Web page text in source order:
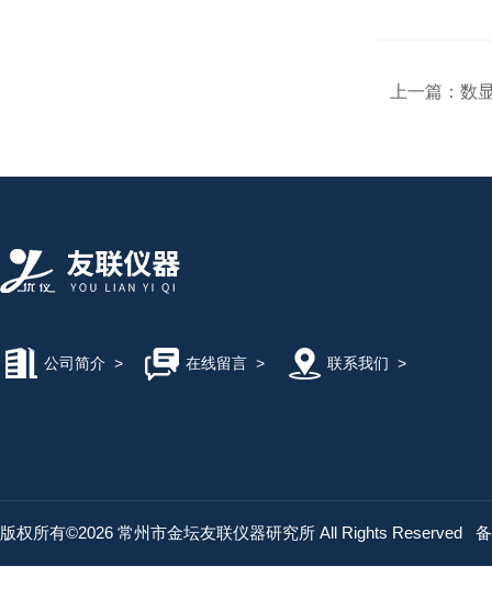
上一篇： 数
公司简介 > 在线留言> 联系我们 >
版权所有©2026 常州市金坛友联仪器研究所 All Rights Reserved